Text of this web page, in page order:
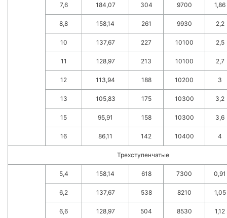
7,6 184,07 304 9700 1,86
8,8 158,14 261 9930 2,2
10 137,67 227 10100 2,5
11 128,97 213 10100 2,7
12 113,94 188 10200 3
13 105,83 175 10300 3,2
15 95,91 158 10300 3,6
16 86,11 142 10400 4
Трехступенчатые
5,4 158,14 618 7300 0,91
6,2 137,67 538 8210 1,05
6,6 128,97 504 8530 1,12